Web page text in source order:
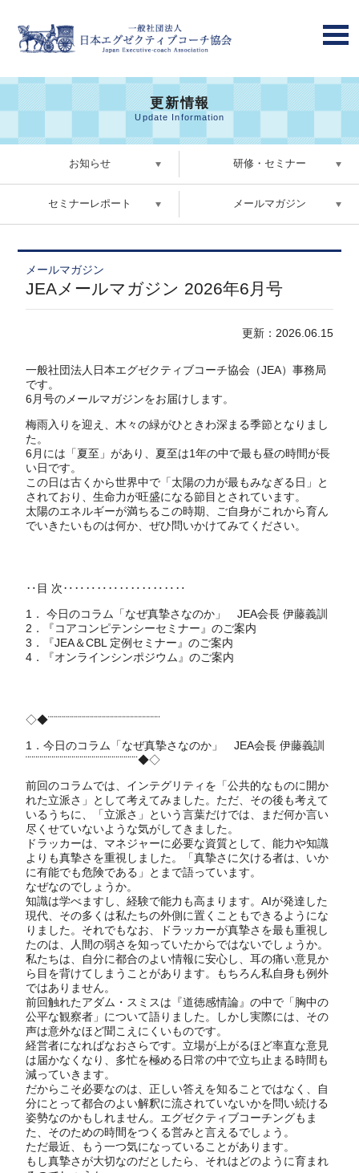
更新情報
Update Information
お知らせ 研修・セミナー
セミナーレポート メールマガジン
メールマガジン
JEAメールマガジン 2026年6月号
更新：2026.06.15
一般社団法人日本エグゼクティブコーチ協会（JEA）事務局
です。
6月号のメールマガジンをお届けします。
梅雨入りを迎え、木々の緑がひときわ深まる季節となりまし
た。
6月には「夏至」があり、夏至は1年の中で最も昼の時間が長
い日です。
この日は古くから世界中で「太陽の力が最もみなぎる日」と
されており、生命力が旺盛になる節目とされています。
太陽のエネルギーが満ちるこの時期、ご自身がこれから育ん
でいきたいものは何か、ぜひ問いかけてみてください。
‥目 次‥‥‥‥‥‥‥‥‥‥‥
1． 今日のコラム「なぜ真摯さなのか」 JEA会長 伊藤義訓
2．『コアコンピテンシーセミナー』のご案内
3．『JEA＆CBL 定例セミナー』のご案内
4．『オンラインシンポジウム』のご案内
◇◆¨¨¨¨¨¨¨¨¨¨¨¨¨¨¨¨¨¨¨¨¨¨¨¨¨¨¨¨
1．今日のコラム「なぜ真摯さなのか」 JEA会長 伊藤義訓
¨¨¨¨¨¨¨¨¨¨¨¨¨¨¨¨¨¨¨¨¨¨¨¨¨¨¨¨◆◇
前回のコラムでは、インテグリティを「公共的なものに開か
れた立派さ」として考えてみました。ただ、その後も考えて
いるうちに、「立派さ」という言葉だけでは、まだ何か言い
尽くせていないような気がしてきました。
ドラッカーは、マネジャーに必要な資質として、能力や知識
よりも真摯さを重視しました。「真摯さに欠ける者は、いか
に有能でも危険である」とまで語っています。
なぜなのでしょうか。
知識は学べますし、経験で能力も高まります。AIが発達した
現代、その多くは私たちの外側に置くこともできるようにな
りました。それでもなお、ドラッカーが真摯さを最も重視し
たのは、人間の弱さを知っていたからではないでしょうか。
私たちは、自分に都合のよい情報に安心し、耳の痛い意見か
ら目を背けてしまうことがあります。もちろん私自身も例外
ではありません。
前回触れたアダム・スミスは『道徳感情論』の中で「胸中の
公平な観察者」について語りました。しかし実際には、その
声は意外なほど聞こえにくいものです。
経営者になればなおさらです。立場が上がるほど率直な意見
は届かなくなり、多忙を極める日常の中で立ち止まる時間も
減っていきます。
だからこそ必要なのは、正しい答えを知ることではなく、自
分にとって都合のよい解釈に流されていないかを問い続ける
姿勢なのかもしれません。エグゼクティブコーチングもま
た、そのための時間をつくる営みと言えるでしょう。
ただ最近、もう一つ気になっていることがあります。
もし真摯さが大切なのだとしたら、それはどのように育まれ